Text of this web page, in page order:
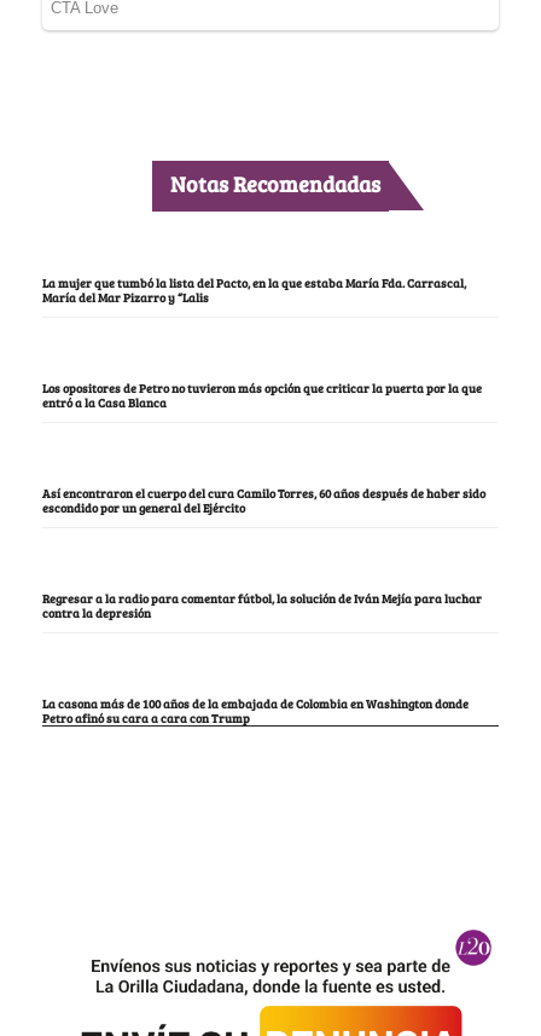
Notas Recomendadas
La mujer que tumbó la lista del Pacto, en la que estaba María Fda. Carrascal,
María del Mar Pizarro y “Lalis
Los opositores de Petro no tuvieron más opción que criticar la puerta por la que
entró a la Casa Blanca
Así encontraron el cuerpo del cura Camilo Torres, 60 años después de haber sido
escondido por un general del Ejército
Regresar a la radio para comentar fútbol, la solución de Iván Mejía para luchar
contra la depresión
La casona más de 100 años de la embajada de Colombia en Washington donde
Petro afinó su cara a cara con Trump